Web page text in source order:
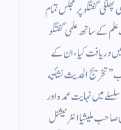
پھلکی گفتگو پر مجلس تمام
کے ساتھ علمی گفتگو
دریافت کیا، ان کے
’’تخریج الحدیث نشأته
میں نہایت عمدہ اور
ملیشیا انٹرنیشنل